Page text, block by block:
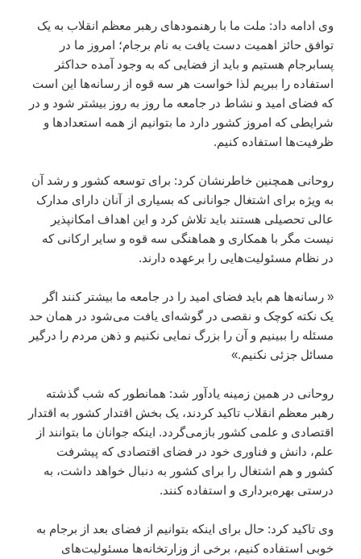
وی ادامه داد: ملت ما با رهنمودهای رهبر معظم انقلاب به یک
توافق حائز اهمیت دست یافت به نام برجام؛ امروز ما در
پسابرجام هستیم و باید از فضایی که به وجود آمده حداکثر
استفاده را ببریم لذا خواست هر سه قوه از رسانه‌ها این است
که فضای امید و نشاط در جامعه ما روز به روز بیشتر شود و در
شرایطی که امروز کشور دارد ما بتوانیم از همه استعدادها و
ظرفیت‌ها استفاده کنیم.
روحانی همچنین خاطرنشان کرد: برای توسعه کشور و رشد آن
به ویژه برای اشتغال جوانانی که بسیاری از آنان دارای مدارک
عالی تحصیلی هستند باید تلاش کرد و این اهداف امکانپذیر
نیست مگر با همکاری و هماهنگی سه قوه و سایر ارکانی که
در نظام مسئولیت‌هایی را برعهده دارند.
« رسانه‌ها هم باید فضای امید را در جامعه ما بیشتر کنند اگر
یک نکته کوچک و نقصی در گوشه‌ای یافت می‌شود در همان حد
مسئله را ببینیم و آن را بزرگ‌ نمایی نکنیم و ذهن مردم را درگیر
مسائل جزئی نکنیم.»
روحانی در همین زمینه یادآور شد: همانطور که شب گذشته
رهبر معظم انقلاب تاکید کردند، یک بخش اقتدار کشور به اقتدار
اقتصادی و علمی کشور بازمی‌‌گردد. اینکه جوانان ما بتوانند از
علم، دانش و فناوری خود در فضای اقتصادی که پیشرفت
کشور و هم اشتغال را برای کشور به دنبال خواهد داشت، به
درستی بهره‌برداری و استفاده کنند.
وی تاکید کرد: حال برای اینکه بتوانیم از فضای بعد از برجام به
خوبی استفاده کنیم، برخی از وزارتخانه‌ها مسئولیت‌های